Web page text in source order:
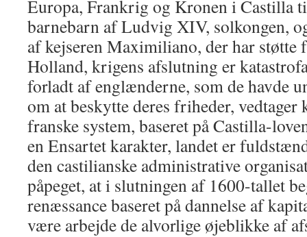
Europa, Frankrig og Kronen i Castilla
barnebarn af Ludvig XIV, solkongen,
af kejseren Maximiliano, der har
Holland, krigens afslutning er
forladt af englænderne, som de havde
om at beskytte deres friheder, vedtager
franske system, baseret på Castilla-
en Ensartet karakter, landet er
den castilianske administrative
påpeget, at i slutningen af ​​1600-tallet
renæssance baseret på dannelse af
være arbejde de alvorlige øjeblikke af